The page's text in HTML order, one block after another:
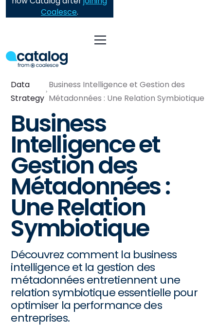
Coalesce.
Data
Strategy
Business Intelligence et Gestion des
Métadonnées : Une Relation Symbiotique
Business
Intelligence et
Gestion des
Métadonnées :
Une Relation
Symbiotique
Découvrez comment la business
intelligence et la gestion des
métadonnées entretiennent une
relation symbiotique essentielle pour
optimiser la performance des
entreprises.